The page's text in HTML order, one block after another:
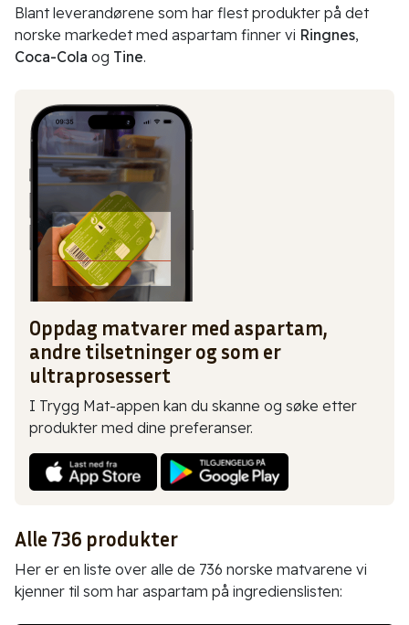
Blant leverandørene som har flest produkter på det
norske markedet med aspartam finner vi Ringnes,
Coca-Cola og Tine.
Oppdag matvarer med aspartam,
andre tilsetninger og som er
ultraprosessert
I Trygg Mat-appen kan du skanne og søke etter
produkter med dine preferanser.
Alle 736 produkter
Her er en liste over alle de 736 norske matvarene vi
kjenner til som har aspartam på ingredienslisten: